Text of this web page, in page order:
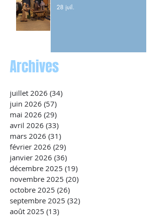
28 juil.
Archives
juillet 2026 (34)
juin 2026 (57)
mai 2026 (29)
avril 2026 (33)
mars 2026 (31)
février 2026 (29)
janvier 2026 (36)
décembre 2025 (19)
novembre 2025 (20)
octobre 2025 (26)
septembre 2025 (32)
août 2025 (13)